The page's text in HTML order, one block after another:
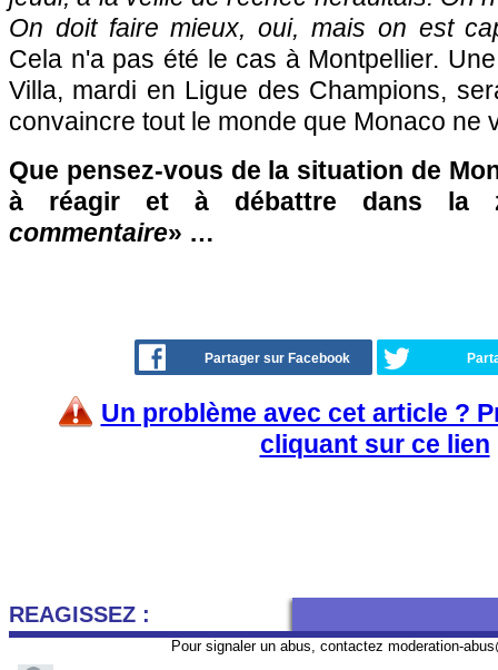
On doit faire mieux, oui, mais on est
Cela n'a pas été le cas à Montpellier.
Villa, mardi en Ligue des Champions,
convaincre tout le monde que Monaco ne
Que pensez-vous de la situation de
à réagir et à débattre dans la
commentaire» …
Partager sur Facebook
Un problème avec cet article ?
cliquant sur ce lien
REAGISSEZ :
Pour signaler un abus, contactez moderation-